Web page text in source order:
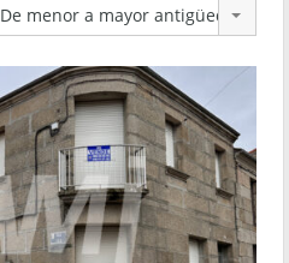
De menor a mayor antigüedad